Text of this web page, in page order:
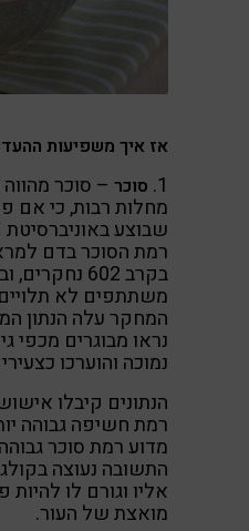
אז איך משפיעות
1. סוכר – סוכר
מחלות רבות, כי אם
רמת הסוכר בדם
משתתפים לא
המחקר עלה הנתון
נראו מבוגרים
נמוכה והוערכו כצעירים יותר (עד 10
הנתונים קיבלו
רמת חשיפה גבוהה
מדוע רמת סוכר
התשובה נעוצה
אליו וגורם לו
מואצת של העור.